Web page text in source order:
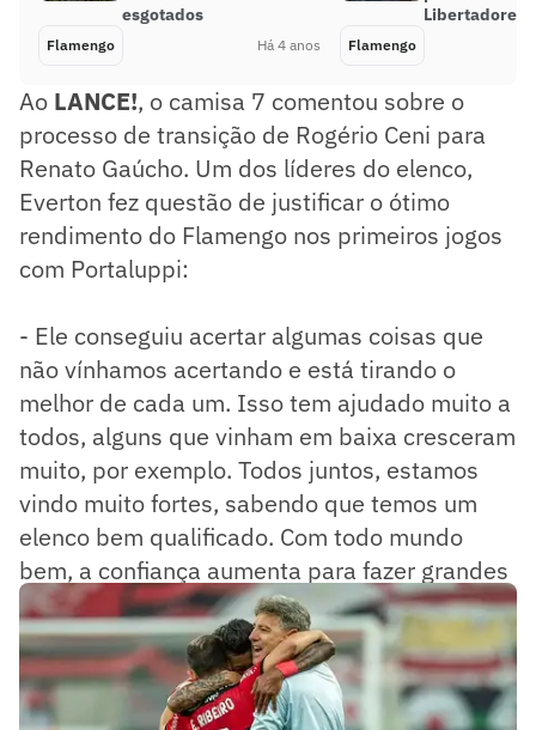
esgotados
Flamengo Há 4 anos
Libertadores
Flamengo
Ao LANCE!, o camisa 7 comentou sobre o
processo de transição de Rogério Ceni para
Renato Gaúcho. Um dos líderes do elenco,
Everton fez questão de justificar o ótimo
rendimento do Flamengo nos primeiros jogos
com Portaluppi:
- Ele conseguiu acertar algumas coisas que
não vínhamos acertando e está tirando o
melhor de cada um. Isso tem ajudado muito a
todos, alguns que vinham em baixa cresceram
muito, por exemplo. Todos juntos, estamos
vindo muito fortes, sabendo que temos um
elenco bem qualificado. Com todo mundo
bem, a confiança aumenta para fazer grandes
jogos.